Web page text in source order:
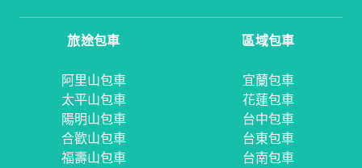
旅途包車
阿里山包車
太平山包車
陽明山包車
合歡山包車
福壽山包車
區域包車
宜蘭包車
花蓮包車
台中包車
台東包車
台南包車